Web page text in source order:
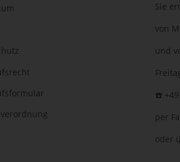
Sie
von
und
☎️ +49
per
oder